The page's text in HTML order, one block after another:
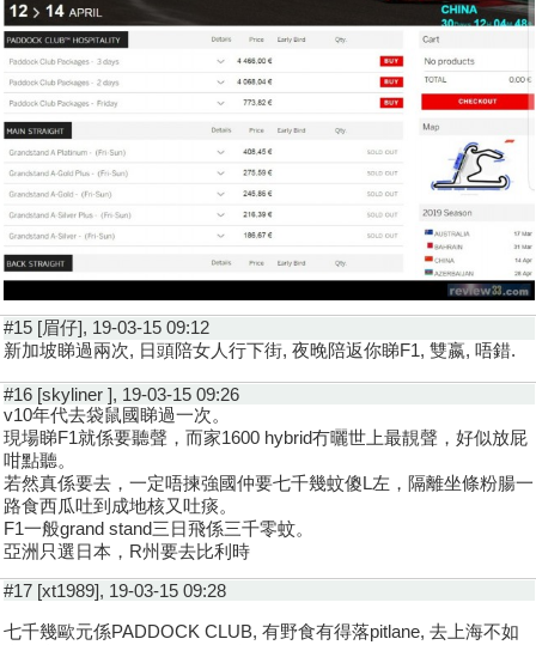
#15 [眉仔], 19-03-15 09:12
新加坡睇過兩次, 日頭陪女人行下街, 夜晚陪返你睇F1, 雙嬴, 唔錯.
#16 [skyliner ], 19-03-15 09:26
v10年代去袋鼠國睇過一次。
現場睇F1就係要聽聲，而家1600 hybrid冇曬世上最靚聲，好似放屁
咁點聽。
若然真係要去，一定唔揀強國仲要七千幾蚊傻L左，隔離坐條粉腸一
路食西瓜吐到成地核又吐痰。
F1一般grand stand三日飛係三千零蚊。
亞洲只選日本，R州要去比利時
#17 [xt1989], 19-03-15 09:28
七千幾歐元係PADDOCK CLUB, 有野食有得落pitlane, 去上海不如